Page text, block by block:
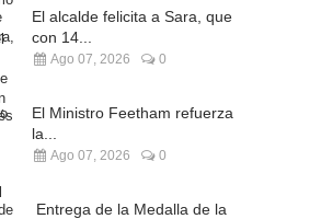
El alcalde felicita a Sara, que
con 14...
Ago 07, 2026 0
El Ministro Feetham refuerza
la...
Ago 07, 2026 0
Entrega de la Medalla de la